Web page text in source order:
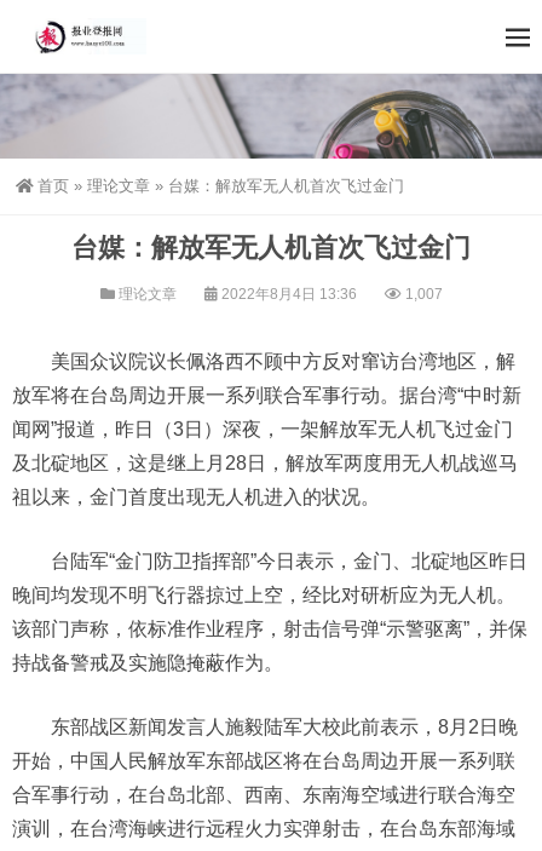
首页 » 理论文章 » 台媒：解放军无人机首次飞过金门
台媒：解放军无人机首次飞过金门
理论文章 2022年8月4日 13:36 1,007
美国众议院议长佩洛西不顾中方反对窜访台湾地区，解
放军将在台岛周边开展一系列联合军事行动。据台湾“中时新
闻网”报道，昨日（3日）深夜，一架解放军无人机飞过金门
及北碇地区，这是继上月28日，解放军两度用无人机战巡马
祖以来，金门首度出现无人机进入的状况。
台陆军“金门防卫指挥部”今日表示，金门、北碇地区昨日
晚间均发现不明飞行器掠过上空，经比对研析应为无人机。
该部门声称，依标准作业程序，射击信号弹“示警驱离”，并保
持战备警戒及实施隐掩蔽作为。
东部战区新闻发言人施毅陆军大校此前表示，8月2日晚
开始，中国人民解放军东部战区将在台岛周边开展一系列联
合军事行动，在台岛北部、西南、东南海空域进行联合海空
演训，在台湾海峡进行远程火力实弹射击，在台岛东部海域